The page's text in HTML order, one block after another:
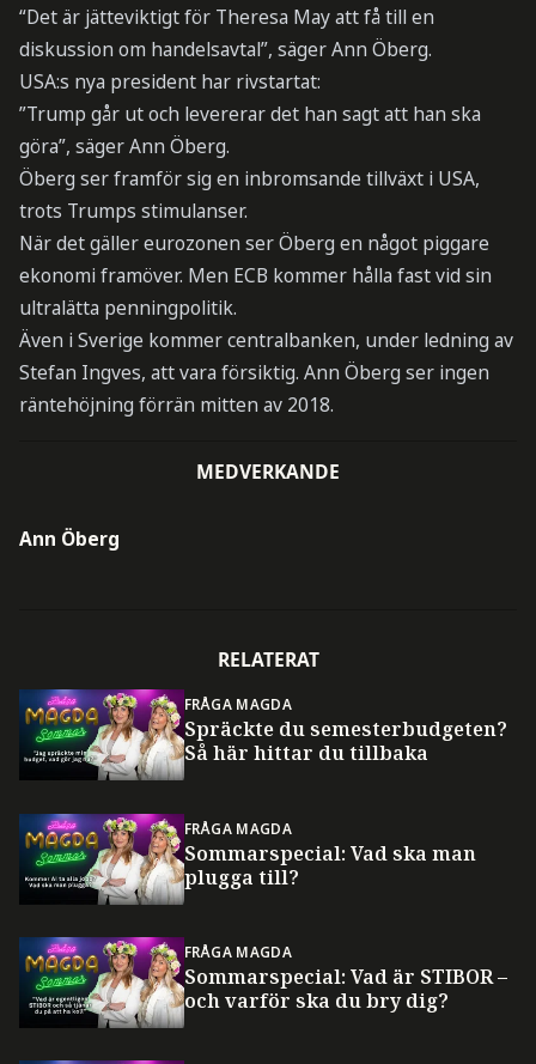
“Det är jätteviktigt för Theresa May att få till en
diskussion om handelsavtal”, säger Ann Öberg.
USA:s nya president har rivstartat:
”Trump går ut och levererar det han sagt att han ska
göra”, säger Ann Öberg.
Öberg ser framför sig en inbromsande tillväxt i USA,
trots Trumps stimulanser.
När det gäller eurozonen ser Öberg en något piggare
ekonomi framöver. Men ECB kommer hålla fast vid sin
ultralätta penningpolitik.
Även i Sverige kommer centralbanken, under ledning av
Stefan Ingves, att vara försiktig. Ann Öberg ser ingen
räntehöjning förrän mitten av 2018.
MEDVERKANDE
Ann Öberg
RELATERAT
FRÅGA MAGDA
Spräckte du semesterbudgeten?
Så här hittar du tillbaka
FRÅGA MAGDA
Sommarspecial: Vad ska man
plugga till?
FRÅGA MAGDA
Sommarspecial: Vad är STIBOR –
och varför ska du bry dig?